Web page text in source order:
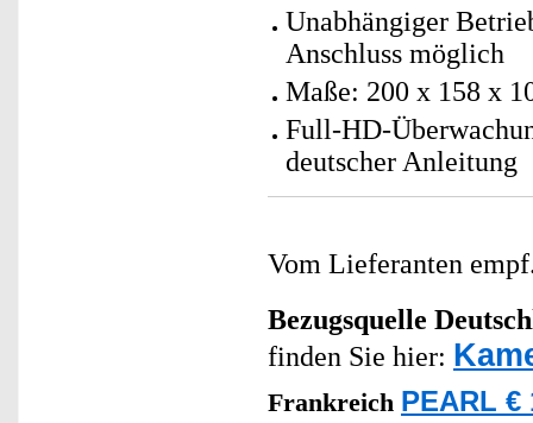
Unabhängiger
Anschluss möglich
Maße: 200 x 158 x
Full-HD-
deutscher Anleitung
Vom Lieferanten
Bezugsquelle
finden Sie hier:
Frankreich PEARL €